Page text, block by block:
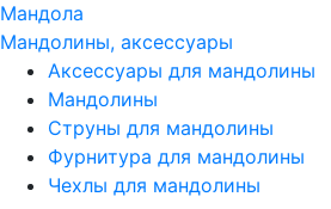
Мандола
Мандолины, аксессуары
Аксессуары для мандолины
Мандолины
Струны для мандолины
Фурнитура для мандолины
Чехлы для мандолины